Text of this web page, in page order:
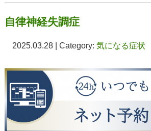
自律神経失調症
2025.03.28 | Category: 気になる症状